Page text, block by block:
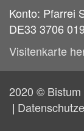
Konto:
DE33 3706
Visitenkarte
2020 © Bistum